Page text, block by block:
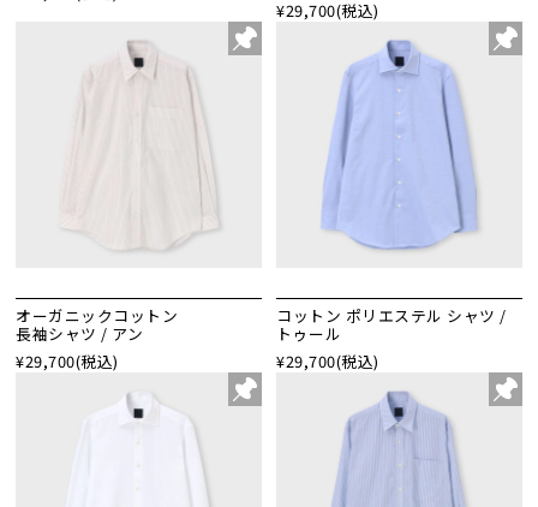
¥29,700(税込)
オーガニックコットン
長袖シャツ / アン
¥29,700(税込)
コットン ポリエステル シャツ /
トゥール
¥29,700(税込)